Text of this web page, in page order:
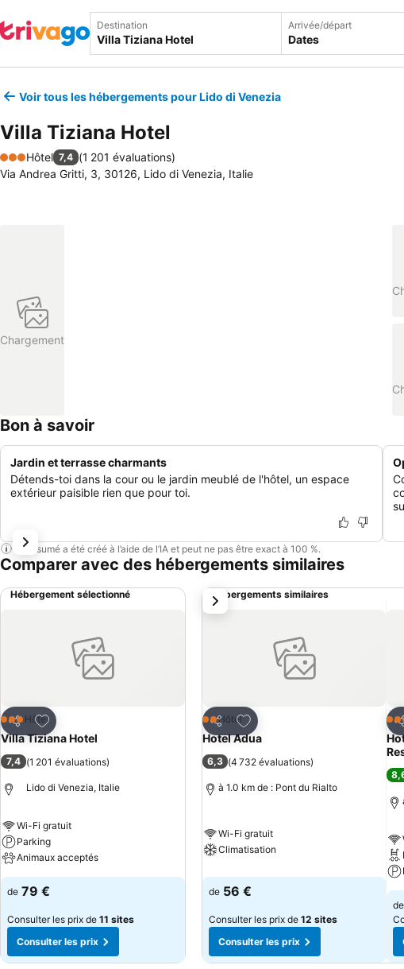
Destination Arrivée/départ
Dates
Voir tous les hébergements pour Lido di Venezia
Villa Tiziana Hotel
3 Étoiles
Hôtel 7,4 (1 201 évaluations)
Via Andrea Gritti, 3, 30126, Lido di Venezia, Italie
Chargement
Bon à savoir
Jardin et terrasse charmants
Détends-toi dans la cour ou le jardin meublé de l'hôtel, un espace
extérieur paisible rien que pour toi.
Ce résumé a été créé à l’aide de l’IA et peut ne pas être exact à 100 %.
Comparer avec des hébergements similaires
Hébergement sélectionné
Partager
Ajouter à mes favoris
3 ÉtoilesHôtel
Villa Tiziana Hotel
7,4 (1 201 évaluations)
Lido di Venezia, Italie
Wi-Fi gratuit
Parking
Animaux acceptés
de 79 €
Consulter les prix de 11 sites
Consulter les prix
Hébergements similaires
Partager
Ajouter à mes favoris
2 Étoiles
Hôtel
Hotel Adua
6,3 (4 732 évaluations)
à 1.0 km de : Pont du Rialto
Wi-Fi gratuit
Climatisation
de 56 €
Consulter les prix de 12 sites
Consulter les prix
5
de
suivant